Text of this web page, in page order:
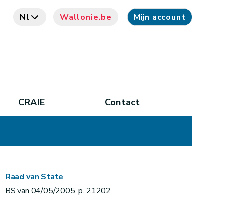
Nl Wallonie.be Mijn account
CRAIE Contact
Raad van State
BS van 04/05/2005, p. 21202